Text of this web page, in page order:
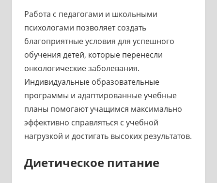
Работа с педагогами и школьными
психологами позволяет создать
благоприятные условия для успешного
обучения детей, которые перенесли
онкологические заболевания.
Индивидуальные образовательные
программы и адаптированные учебные
планы помогают учащимся максимально
эффективно справляться с учебной
нагрузкой и достигать высоких результатов.
Диетическое питание